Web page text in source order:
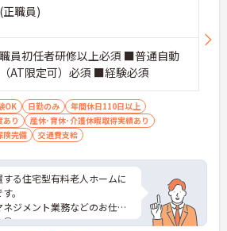
職員)
員初任者研修以上必須 ■普通自動
AT限定可）必須 ■経験必須
OK 日勤のみ
年間休日110日以上
あり
産休･育休･介護休暇取得実績あり
険完備 交通費支給
る住宅型有料老人ホームに
。
ジメント業務などのお仕事
◎